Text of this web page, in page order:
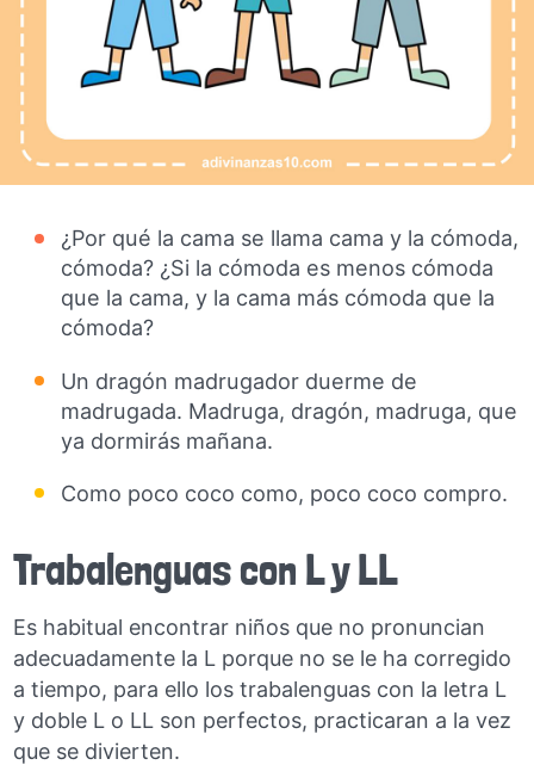
¿Por qué la cama se llama cama y la cómoda,
cómoda? ¿Si la cómoda es menos cómoda
que la cama, y la cama más cómoda que la
cómoda?
Un dragón madrugador duerme de
madrugada. Madruga, dragón, madruga, que
ya dormirás mañana.
Como poco coco como, poco coco compro.
Trabalenguas con L y LL
Es habitual encontrar niños que no pronuncian
adecuadamente la L porque no se le ha corregido
a tiempo, para ello los trabalenguas con la letra L
y doble L o LL son perfectos, practicaran a la vez
que se divierten.